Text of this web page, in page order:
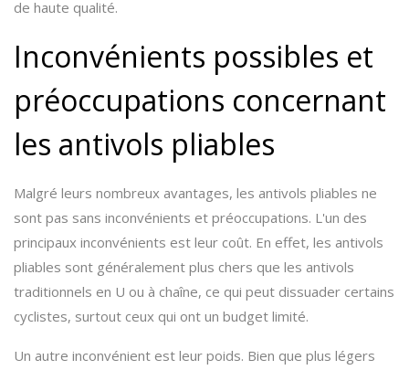
de haute qualité.
Inconvénients possibles et
préoccupations concernant
les antivols pliables
Malgré leurs nombreux avantages, les antivols pliables ne
sont pas sans inconvénients et préoccupations. L'un des
principaux inconvénients est leur coût. En effet, les antivols
pliables sont généralement plus chers que les antivols
traditionnels en U ou à chaîne, ce qui peut dissuader certains
cyclistes, surtout ceux qui ont un budget limité.
Un autre inconvénient est leur poids. Bien que plus légers